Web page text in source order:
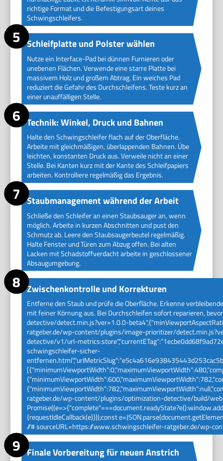
richtige Format und die Befestigungsart deines
Schwingschleifers.
Schleifplatte und Polster wählen
Nutze ein Interface-Pad bei dünnen Furnieren oder
unebenen Flächen. Verwende eine starre Platte bei
massivem Holz und großem Abtrag. Ein weiches Pad
reduziert die Gefahr des Durchschleifens. Teste kurz an
einer unauffälligen Stelle.
Technik: Winkel, Druck und Bahnen
Halte den Schwingschleifer flach auf der Oberfläche.
Arbeite mit gleichmäßigen, überlappenden Bahnen. Übe
leichten, konstanten Druck aus. Verweile nicht an einer
Stelle. Bei Kanten kurz mit der Kante des Schleifpapiers
arbeiten. Kontrolliere regelmäßig das Ergebnis.
Staubmanagement während der Arbeit
Schließe den Schleifer an einen Staubsauger an, wenn
möglich. Arbeite in kurzen Abschnitten und pust den
Schmutz ab. Leere den Staubsaugerbeutel regelmäßig.
Halte Fenster und Türen zum Abzug offen. Bei alten
Lacken mit Schadstoffverdacht arbeite in geschlossener
Absaugumgebung.
Zwischenkontrolle und Korrekturen
Entferne den Staub und prüfe die Oberfläche. Erkenne
mit feiner Körnung aus. Bei Durchschleifen sofort reparieren,
detective/detect.min.js?ver=1.0.0-
ratgeber.de/wp-content/plugins/image-prioritizer/
detective/v1/url-
schwingschleifer-sicher-
ratgeber.de/wp-content/plugins/optimization-detective/build/
{requestIdleCallback(e)}));const
//# sourceURL=https://www.schwingschleifer-ratgeber.de/wp-
Finale Vorbereitung für neuen Anstrich